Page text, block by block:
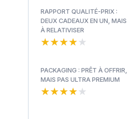
RAPPORT QUALITÉ-PRIX :
DEUX CADEAUX EN UN, MAIS
À RELATIVISER
★★★★★
★★★★★
PACKAGING : PRÊT À OFFRIR,
MAIS PAS ULTRA PREMIUM
★★★★★
★★★★★